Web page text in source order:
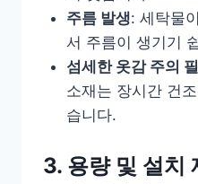
주름 발생: 세탁물
서 주름이 생기기
섬세한 옷감 주의
소재는 장시간 건
습니다.
3. 용량 및 설치